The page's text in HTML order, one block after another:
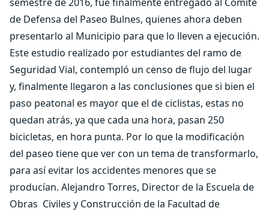
de Defensa del Paseo Bulnes, quienes ahora deben
presentarlo al Municipio para que lo lleven a ejecución.
Este estudio realizado por estudiantes del ramo de
Seguridad Vial, contempló un censo de flujo del lugar
y, finalmente llegaron a las conclusiones que si bien el
paso peatonal es mayor que el de ciclistas, estas no
quedan atrás, ya que cada una hora, pasan 250
bicicletas, en hora punta. Por lo que la modificación
del paseo tiene que ver con un tema de transformarlo,
para así evitar los accidentes menores que se
producían. Alejandro Torres, Director de la Escuela de
Obras Civiles y Construcción de la Facultad de